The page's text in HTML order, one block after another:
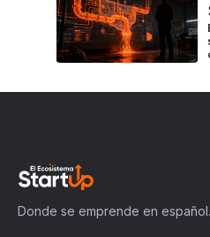
Donde se emprende en español.